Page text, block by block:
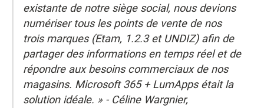
existante de notre siège social, nous devions
numériser tous les points de vente de nos
trois marques (Etam, 1.2.3 et UNDIZ) afin de
partager des informations en temps réel et de
répondre aux besoins commerciaux de nos
magasins. Microsoft 365 + LumApps était la
solution idéale. » - Céline Wargnier,